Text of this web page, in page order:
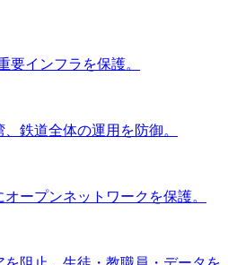
要インフラを保護。
鉄道全体の運用を防御。
ープンネットワークを保護。